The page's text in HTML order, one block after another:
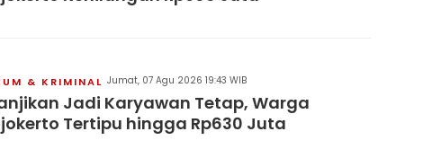
& KRIMINAL Jumat, 07 Agu 2026 19:43 WIB
Jadi Karyawan Tetap, Warga
Tertipu hingga Rp630 Juta